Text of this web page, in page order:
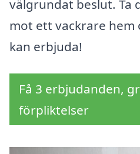
välgrundat beslut. Ta
mot ett vackrare hem
kan erbjuda!
Få 3 erbjudanden,
förpliktelser